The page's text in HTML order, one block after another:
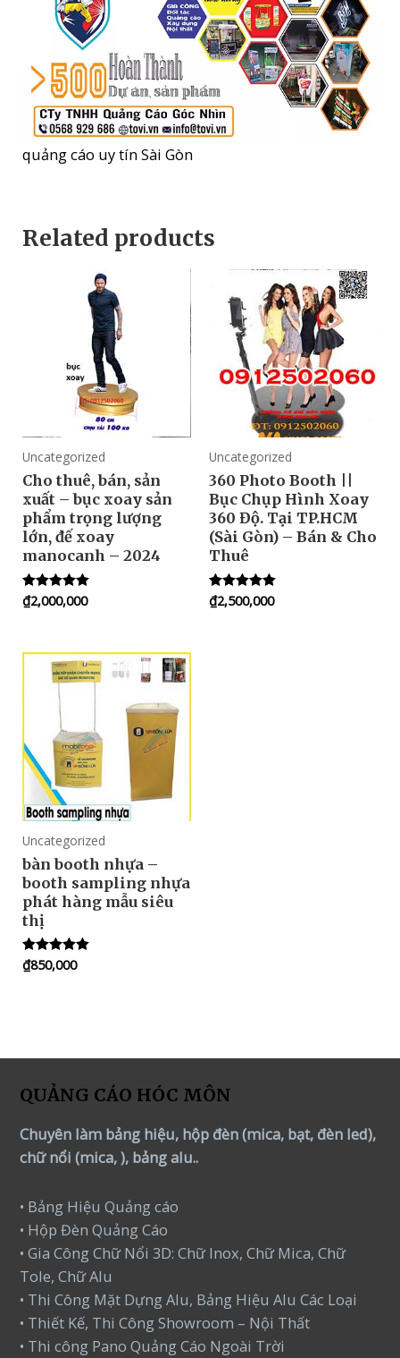
quảng cáo uy tín Sài Gòn
Related products
Uncategorized
Cho thuê, bán, sản
xuất – bục xoay sản
phẩm trọng lượng
lớn, đế xoay
manocanh – 2024
Rated
5.00
₫2,000,000
Uncategorized
360 Photo Booth ||
Bục Chụp Hình Xoay
360 Độ. Tại TP.HCM
(Sài Gòn) – Bán & Cho
Thuê
Rated
5.00
₫2,500,000
Uncategorized
bàn booth nhựa –
booth sampling nhựa
phát hàng mẫu siêu
thị
Rated
5.00
₫850,000
QUẢNG CÁO HÓC MÔN
Chuyên làm bảng hiệu, hộp đèn (mica, bạt, đèn led),
chữ nổi (mica, ), bảng alu..
• Bảng Hiệu Quảng cáo
• Hộp Đèn Quảng Cáo
• Gia Công Chữ Nổi 3D: Chữ Inox, Chữ Mica, Chữ
Tole, Chữ Alu
• Thi Công Mặt Dựng Alu, Bảng Hiệu Alu Các Loại
• Thiết Kế, Thi Công Showroom – Nội Thất
• Thi công Pano Quảng Cáo Ngoài Trời